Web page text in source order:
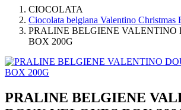
CIOCOLATA
Ciocolata belgiana Valentino Christmas
PRALINE BELGIENE VALENTINO
BOX 200G
PRALINE BELGIENE